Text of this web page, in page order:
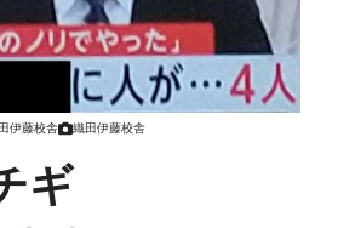
伊藤校舎 織田伊藤校舎
ギ